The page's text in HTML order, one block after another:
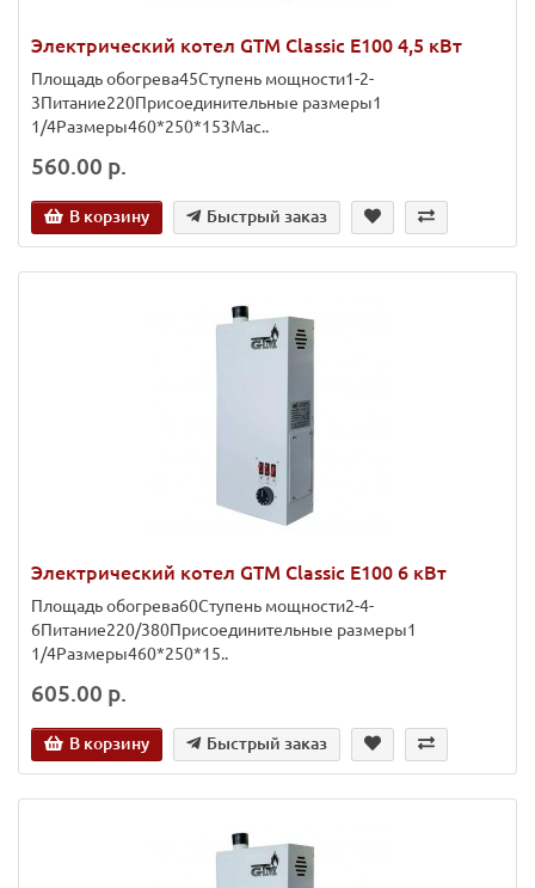
Электрический котел GTM Classic E100 4,5 кВт
Площадь обогрева45Ступень мощности1-2-
3Питание220Присоединительные размеры1
1/4Размеры460*250*153Мас..
560.00 р.
В корзину Быстрый заказ
Электрический котел GTM Classic E100 6 кВт
Площадь обогрева60Ступень мощности2-4-
6Питание220/380Присоединительные размеры1
1/4Размеры460*250*15..
605.00 р.
В корзину Быстрый заказ